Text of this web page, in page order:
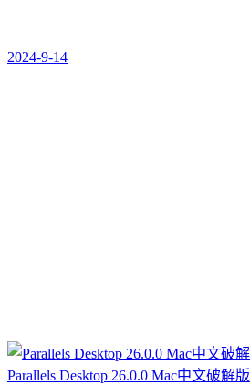
2024-9-14
Parallels Desktop 26.0.0 Mac中文破解版